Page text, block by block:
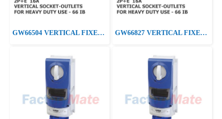
GW66504 VERTICAL FIXED INTERLOCKED SOCKET OUTLET - WITH BOTTOM - WITHOUT FUSE-HOLDER BASE - FOR HEAVY-DUTY USE - 2P+E 16A 200 - 250V - 50/60HZ 6H - IP66 GW66827 VERTICAL FIXED INTERLOCKED SOCKET OUTLET - WITHOUT BOTTOM - FOR MOUNTING MODULAR DEVICES - FOR HEAVY-DUTY USE - 2P+E 16A 200-250V-50/60HZ 6HP66